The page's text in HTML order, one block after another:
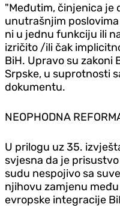
"Međutim, činjenica je
unutrašnjim
ni u jednu funkciju ili
izričito /ili čak
BiH. Upravo su zakoni
Srpske, u suprotnosti
dokumentu.
NEOPHODNA
U prilogu uz 35.
svjesna da je
sudu nespojivo sa
njihovu zamjenu
evropske integracije